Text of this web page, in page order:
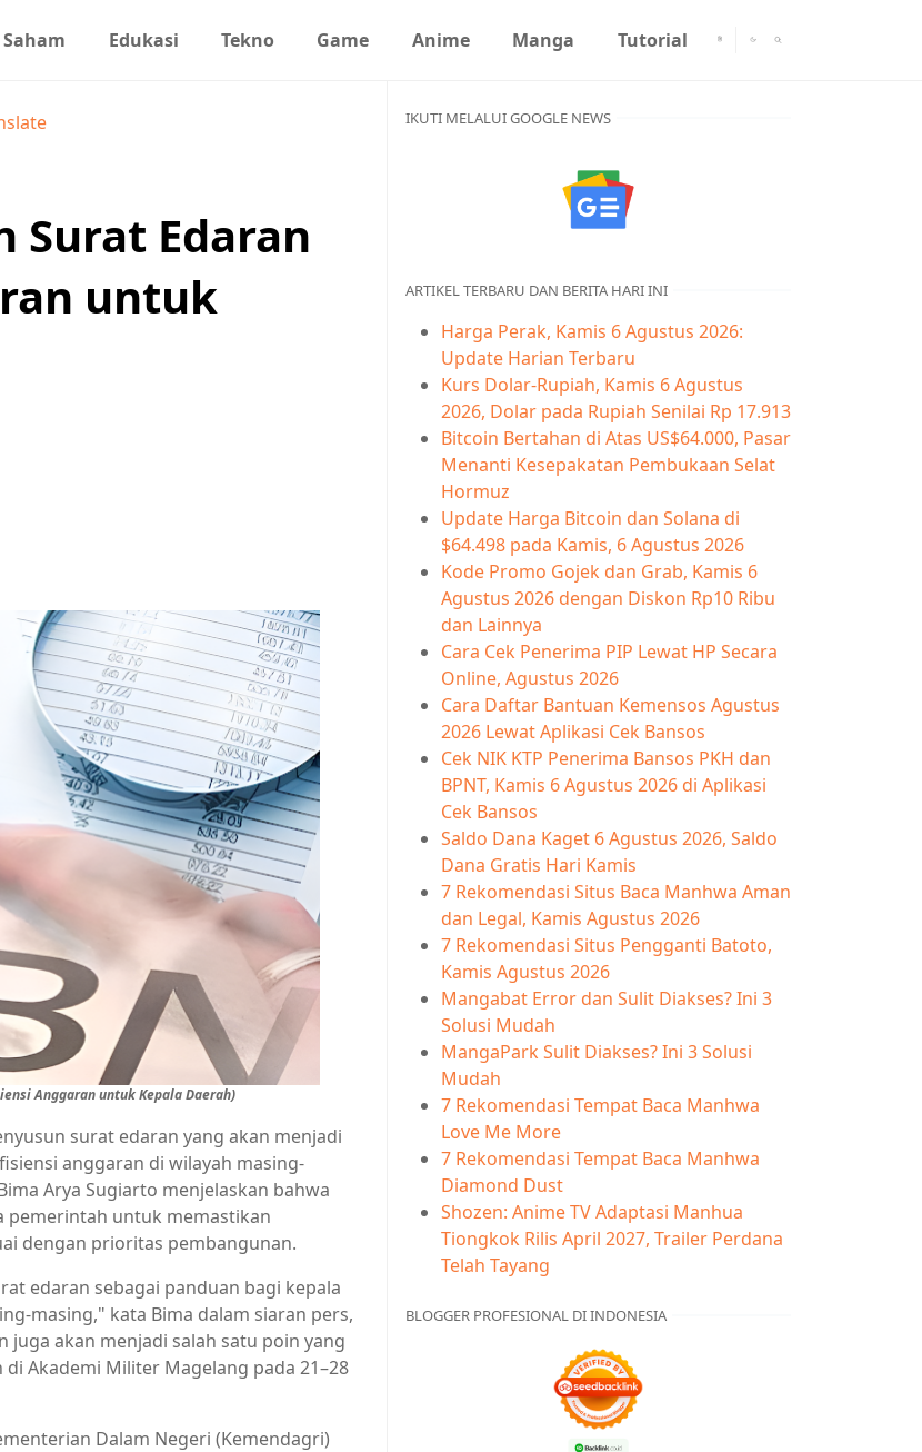
Saham Edukasi Tekno Game Anime Manga Tutorial
Surat Edaran
untuk
Anggaran untuk Kepala Daerah)
surat edaran yang akan menjadi
anggaran di wilayah masing-
Arya Sugiarto menjelaskan bahwa
pemerintah untuk memastikan
dengan prioritas pembangunan.
edaran sebagai panduan bagi kepala
masing," kata Bima dalam siaran pers,
juga akan menjadi salah satu poin yang
Akademi Militer Magelang pada 21–28
Dalam Negeri (Kemendagri)
IKUTI MELALUI GOOGLE NEWS
ARTIKEL TERBARU DAN BERITA HARI INI
Harga Perak, Kamis 6 Agustus 2026:
Update Harian Terbaru
Kurs Dolar-Rupiah, Kamis 6 Agustus
2026, Dolar pada Rupiah Senilai Rp 17.913
Bitcoin Bertahan di Atas US$64.000, Pasar
Menanti Kesepakatan Pembukaan Selat
Hormuz
Update Harga Bitcoin dan Solana di
$64.498 pada Kamis, 6 Agustus 2026
Kode Promo Gojek dan Grab, Kamis 6
Agustus 2026 dengan Diskon Rp10 Ribu
dan Lainnya
Cara Cek Penerima PIP Lewat HP Secara
Online, Agustus 2026
Cara Daftar Bantuan Kemensos Agustus
2026 Lewat Aplikasi Cek Bansos
Cek NIK KTP Penerima Bansos PKH dan
BPNT, Kamis 6 Agustus 2026 di Aplikasi
Cek Bansos
Saldo Dana Kaget 6 Agustus 2026, Saldo
Dana Gratis Hari Kamis
7 Rekomendasi Situs Baca Manhwa Aman
dan Legal, Kamis Agustus 2026
7 Rekomendasi Situs Pengganti Batoto,
Kamis Agustus 2026
Mangabat Error dan Sulit Diakses? Ini 3
Solusi Mudah
MangaPark Sulit Diakses? Ini 3 Solusi
Mudah
7 Rekomendasi Tempat Baca Manhwa
Love Me More
7 Rekomendasi Tempat Baca Manhwa
Diamond Dust
Shozen: Anime TV Adaptasi Manhua
Tiongkok Rilis April 2027, Trailer Perdana
Telah Tayang
BLOGGER PROFESIONAL DI INDONESIA